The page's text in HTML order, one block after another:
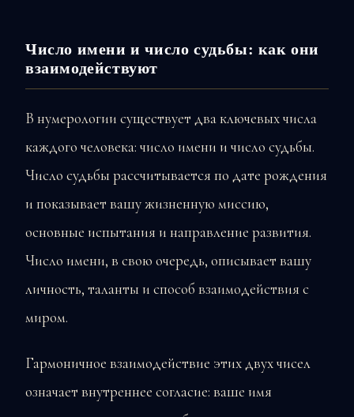
Число имени и число судьбы: как они
взаимодействуют
В нумерологии существует два ключевых числа
каждого человека: число имени и число судьбы.
Число судьбы рассчитывается по дате рождения
и показывает вашу жизненную миссию,
основные испытания и направление развития.
Число имени, в свою очередь, описывает вашу
личность, таланты и способ взаимодействия с
миром.
Гармоничное взаимодействие этих двух чисел
означает внутреннее согласие: ваше имя